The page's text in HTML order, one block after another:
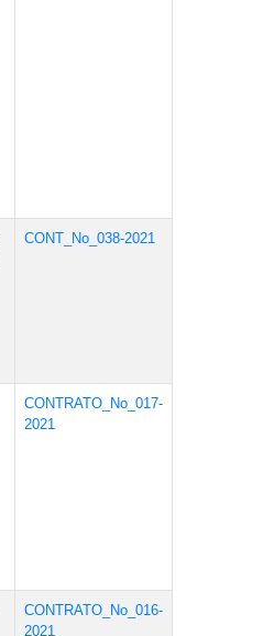
CONT_No_038-2021
CONTRATO_No_017-
2021
CONTRATO_No_016-
2021